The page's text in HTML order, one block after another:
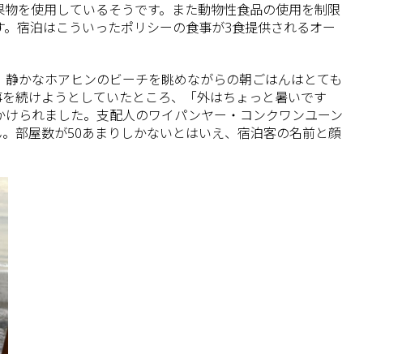
を使用しているそうです。また動物性食品の使用を制限
宿泊はこういったポリシーの食事が3食提供されるオー
かなホアヒンのビーチを眺めながらの朝ごはんはとても
続けようとしていたところ、「外はちょっと暑いです
られました。支配人のワイパンヤー・コンクワンユーン
部屋数が50あまりしかないとはいえ、宿泊客の名前と顔